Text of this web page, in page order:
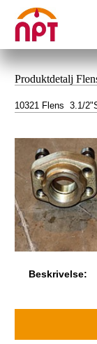
Produktdetalj
10321 Flens 3.1/
Beskrivelse: